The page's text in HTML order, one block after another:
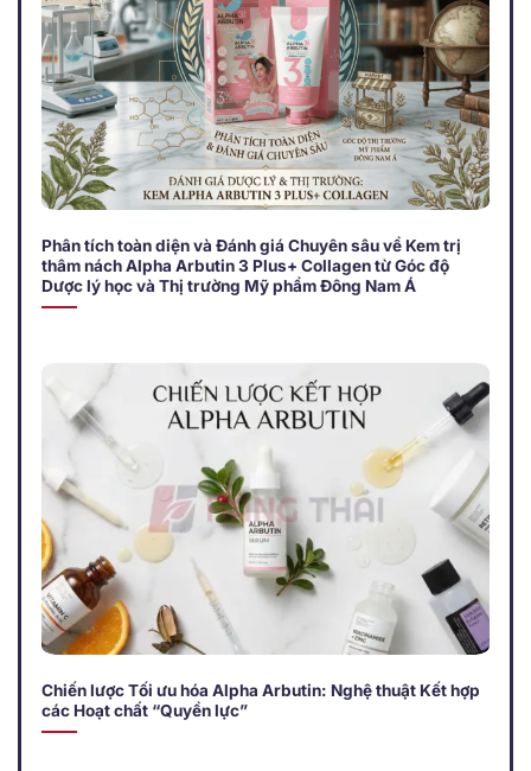
Phân tích toàn diện và Đánh giá Chuyên sâu về Kem trị
thâm nách Alpha Arbutin 3 Plus+ Collagen từ Góc độ
Dược lý học và Thị trường Mỹ phẩm Đông Nam Á
Chiến lược Tối ưu hóa Alpha Arbutin: Nghệ thuật Kết hợp
các Hoạt chất “Quyền lực”